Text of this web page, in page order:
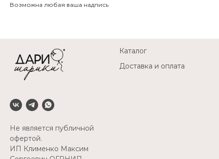
Возможна любая ваша надпись
Не является публичной
офертой.
ИП Клименко Максим
Каталог
Доставка и оплата